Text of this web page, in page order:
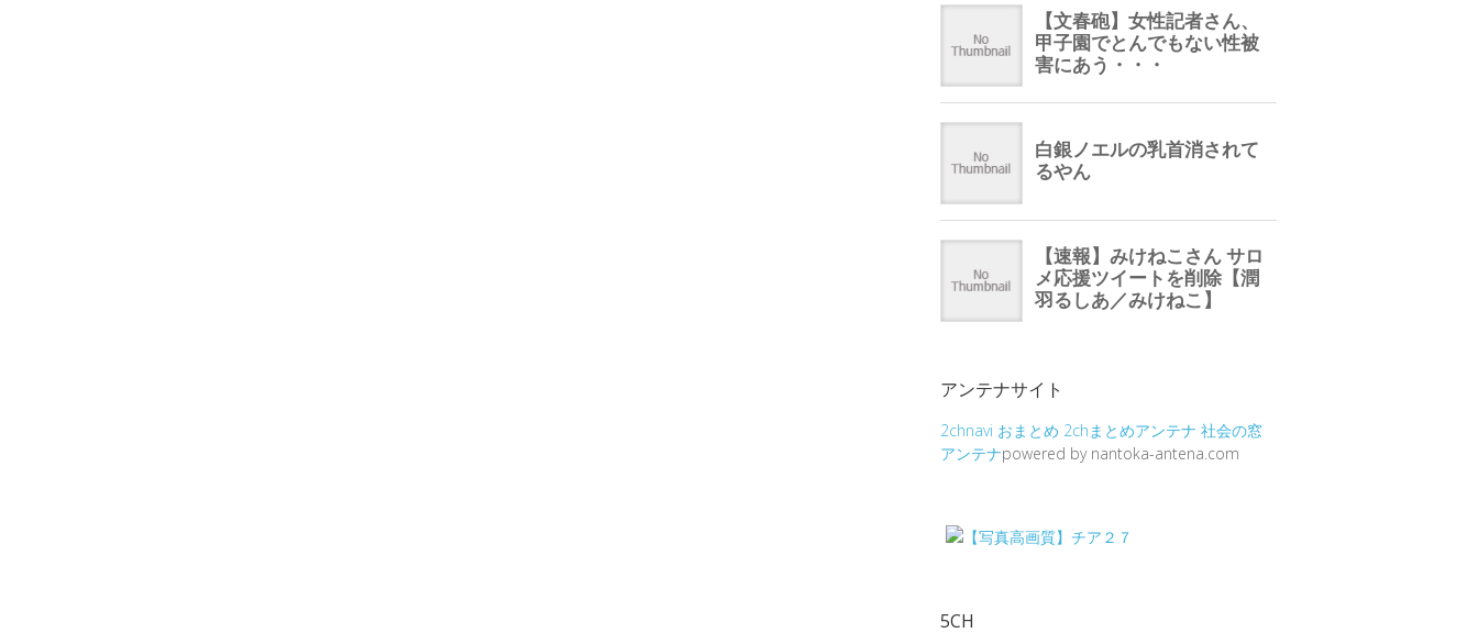
アンテナサイト
2chnavi おまとめ 2chまとめアンテナ 社会の窓
アンテナpowered by nantoka-antena.com
5CH